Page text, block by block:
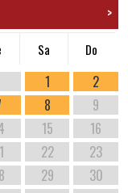
>
Sa Do
1
2
8
9
15
16
22
23
29
30